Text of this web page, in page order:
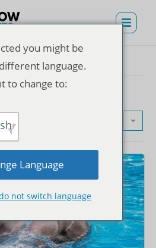
you might be
language.
to change to:
Language
not switch language